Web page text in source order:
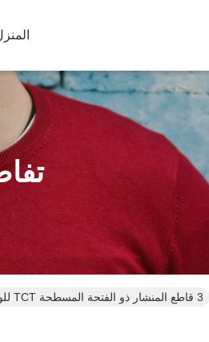
3 قاطع المنشار ذو الفتحة المسطحة TCT للوحة الفولاذ المقاوم للصدأ بعمق القطع 25 مم